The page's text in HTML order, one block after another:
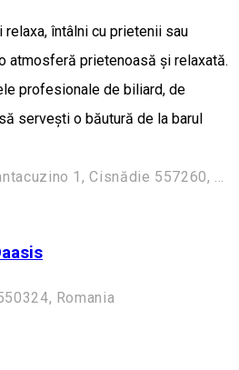
întâlni cu prietenii sau
atmosferă prietenoasă și relaxată.
profesionale de biliard, de
servești o băutură de la barul
Strada George Matei Cantacuzino 1, Cisnădie 557260, Romania
Romania